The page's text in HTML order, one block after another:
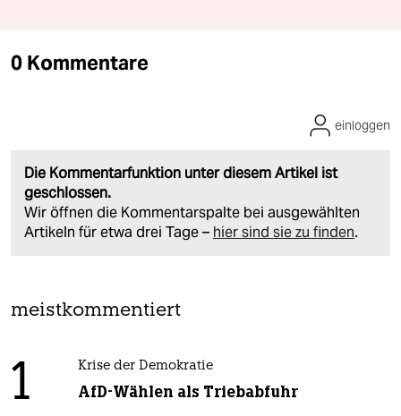
0 Kommentare
Die Kommentarfunktion unter diesem Artikel ist
geschlossen.
Wir öffnen die Kommentarspalte bei ausgewählten
Artikeln für etwa drei Tage – hier sind sie zu finden.
einloggen
meistkommentiert
1 Krise der Demokratie
AfD-Wählen als Triebabfuhr